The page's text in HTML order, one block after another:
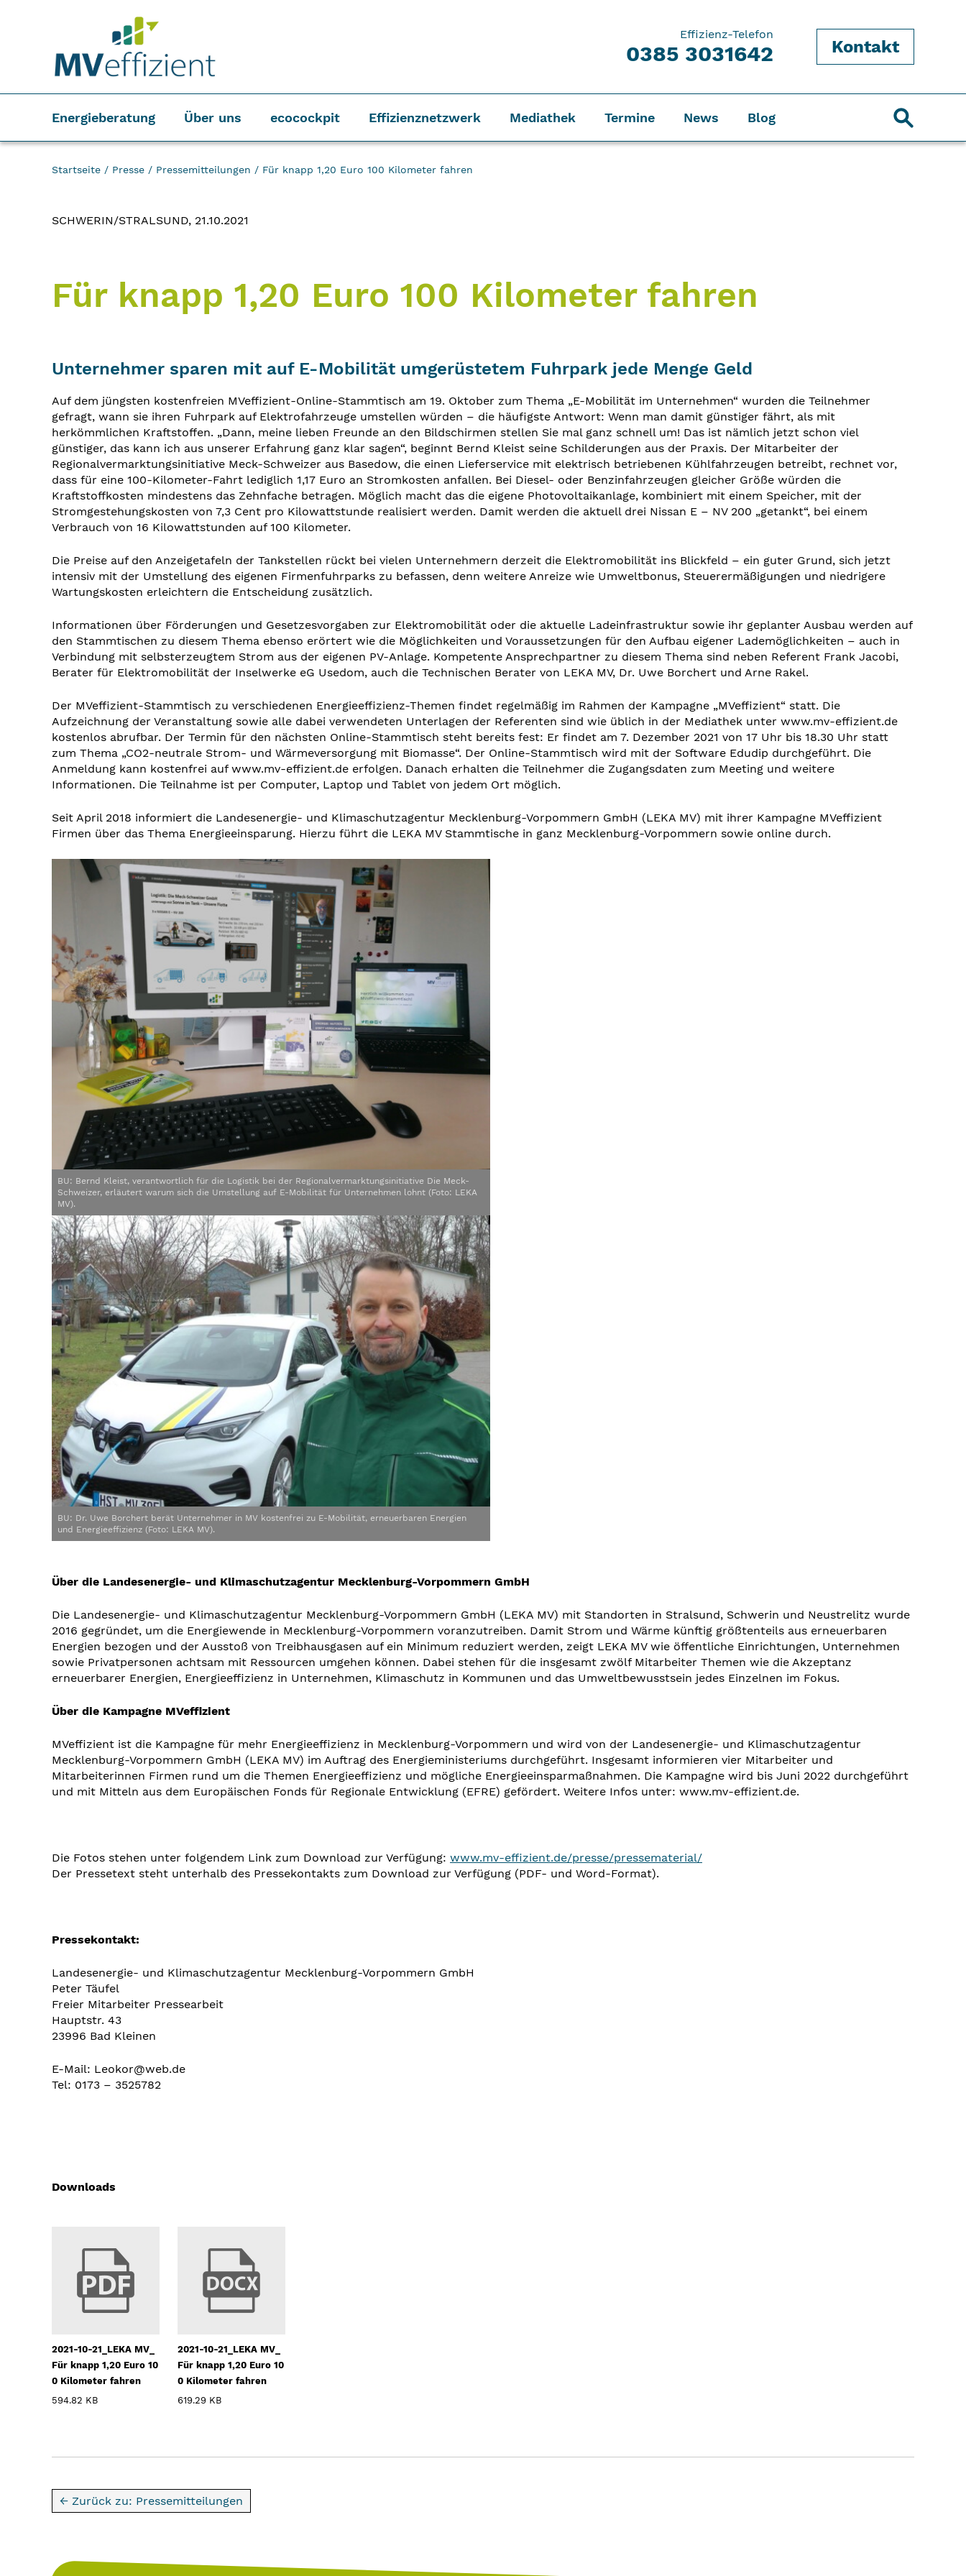
Effizienz-Telefon
0385 3031642 Kontakt
Energieberatung Über uns ecocockpit Effizienznetzwerk Mediathek Termine News Blog
Startseite / Presse / Pressemitteilungen / Für knapp 1,20 Euro 100 Kilometer fahren
SCHWERIN/STRALSUND, 21.10.2021
Für knapp 1,20 Euro 100 Kilometer fahren
Unternehmer sparen mit auf E-Mobilität umgerüstetem Fuhrpark jede Menge Geld
Auf dem jüngsten kostenfreien MVeffizient-Online-Stammtisch am 19. Oktober zum Thema „E-Mobilität im Unternehmen“ wurden die Teilnehmer
gefragt, wann sie ihren Fuhrpark auf Elektrofahrzeuge umstellen würden – die häufigste Antwort: Wenn man damit günstiger fährt, als mit
herkömmlichen Kraftstoffen. „Dann, meine lieben Freunde an den Bildschirmen stellen Sie mal ganz schnell um! Das ist nämlich jetzt schon viel
günstiger, das kann ich aus unserer Erfahrung ganz klar sagen“, beginnt Bernd Kleist seine Schilderungen aus der Praxis. Der Mitarbeiter der
Regionalvermarktungsinitiative Meck-Schweizer aus Basedow, die einen Lieferservice mit elektrisch betriebenen Kühlfahrzeugen betreibt, rechnet vor,
dass für eine 100-Kilometer-Fahrt lediglich 1,17 Euro an Stromkosten anfallen. Bei Diesel- oder Benzinfahrzeugen gleicher Größe würden die
Kraftstoffkosten mindestens das Zehnfache betragen. Möglich macht das die eigene Photovoltaikanlage, kombiniert mit einem Speicher, mit der
Stromgestehungskosten von 7,3 Cent pro Kilowattstunde realisiert werden. Damit werden die aktuell drei Nissan E – NV 200 „getankt“, bei einem
Verbrauch von 16 Kilowattstunden auf 100 Kilometer.
Die Preise auf den Anzeigetafeln der Tankstellen rückt bei vielen Unternehmern derzeit die Elektromobilität ins Blickfeld – ein guter Grund, sich jetzt
intensiv mit der Umstellung des eigenen Firmenfuhrparks zu befassen, denn weitere Anreize wie Umweltbonus, Steuerermäßigungen und niedrigere
Wartungskosten erleichtern die Entscheidung zusätzlich.
Informationen über Förderungen und Gesetzesvorgaben zur Elektromobilität oder die aktuelle Ladeinfrastruktur sowie ihr geplanter Ausbau werden auf
den Stammtischen zu diesem Thema ebenso erörtert wie die Möglichkeiten und Voraussetzungen für den Aufbau eigener Lademöglichkeiten – auch in
Verbindung mit selbsterzeugtem Strom aus der eigenen PV-Anlage. Kompetente Ansprechpartner zu diesem Thema sind neben Referent Frank Jacobi,
Berater für Elektromobilität der Inselwerke eG Usedom, auch die Technischen Berater von LEKA MV, Dr. Uwe Borchert und Arne Rakel.
Der MVeffizient-Stammtisch zu verschiedenen Energieeffizienz-Themen findet regelmäßig im Rahmen der Kampagne „MVeffizient“ statt. Die
Aufzeichnung der Veranstaltung sowie alle dabei verwendeten Unterlagen der Referenten sind wie üblich in der Mediathek unter www.mv-effizient.de
kostenlos abrufbar. Der Termin für den nächsten Online-Stammtisch steht bereits fest: Er findet am 7. Dezember 2021 von 17 Uhr bis 18.30 Uhr statt
zum Thema „CO2-neutrale Strom- und Wärmeversorgung mit Biomasse“. Der Online-Stammtisch wird mit der Software Edudip durchgeführt. Die
Anmeldung kann kostenfrei auf www.mv-effizient.de erfolgen. Danach erhalten die Teilnehmer die Zugangsdaten zum Meeting und weitere
Informationen. Die Teilnahme ist per Computer, Laptop und Tablet von jedem Ort möglich.
Seit April 2018 informiert die Landesenergie- und Klimaschutzagentur Mecklenburg-Vorpommern GmbH (LEKA MV) mit ihrer Kampagne MVeffizient
Firmen über das Thema Energieeinsparung. Hierzu führt die LEKA MV Stammtische in ganz Mecklenburg-Vorpommern sowie online durch.
BU: Bernd Kleist, verantwortlich für die Logistik bei der Regionalvermarktungsinitiative Die Meck-
Schweizer, erläutert warum sich die Umstellung auf E-Mobilität für Unternehmen lohnt (Foto: LEKA
MV).
BU: Dr. Uwe Borchert berät Unternehmer in MV kostenfrei zu E-Mobilität, erneuerbaren Energien
und Energieeffizienz (Foto: LEKA MV).
Über die Landesenergie- und Klimaschutzagentur Mecklenburg-Vorpommern GmbH
Die Landesenergie- und Klimaschutzagentur Mecklenburg-Vorpommern GmbH (LEKA MV) mit Standorten in Stralsund, Schwerin und Neustrelitz wurde
2016 gegründet, um die Energiewende in Mecklenburg-Vorpommern voranzutreiben. Damit Strom und Wärme künftig größtenteils aus erneuerbaren
Energien bezogen und der Ausstoß von Treibhausgasen auf ein Minimum reduziert werden, zeigt LEKA MV wie öffentliche Einrichtungen, Unternehmen
sowie Privatpersonen achtsam mit Ressourcen umgehen können. Dabei stehen für die insgesamt zwölf Mitarbeiter Themen wie die Akzeptanz
erneuerbarer Energien, Energieeffizienz in Unternehmen, Klimaschutz in Kommunen und das Umweltbewusstsein jedes Einzelnen im Fokus.
Über die Kampagne MVeffizient
MVeffizient ist die Kampagne für mehr Energieeffizienz in Mecklenburg-Vorpommern und wird von der Landesenergie- und Klimaschutzagentur
Mecklenburg-Vorpommern GmbH (LEKA MV) im Auftrag des Energieministeriums durchgeführt. Insgesamt informieren vier Mitarbeiter und
Mitarbeiterinnen Firmen rund um die Themen Energieeffizienz und mögliche Energieeinsparmaßnahmen. Die Kampagne wird bis Juni 2022 durchgeführt
und mit Mitteln aus dem Europäischen Fonds für Regionale Entwicklung (EFRE) gefördert. Weitere Infos unter: www.mv-effizient.de.
Die Fotos stehen unter folgendem Link zum Download zur Verfügung: www.mv-effizient.de/presse/pressematerial/
Der Pressetext steht unterhalb des Pressekontakts zum Download zur Verfügung (PDF- und Word-Format).
Pressekontakt:
Landesenergie- und Klimaschutzagentur Mecklenburg-Vorpommern GmbH
Peter Täufel
Freier Mitarbeiter Pressearbeit
Hauptstr. 43
23996 Bad Kleinen
E-Mail: Leokor@web.de
Tel: 0173 – 3525782
Downloads
2021-10-21_LEKA MV_
Für knapp 1,20 Euro 10
0 Kilometer fahren
594.82 KB
2021-10-21_LEKA MV_
Für knapp 1,20 Euro 10
0 Kilometer fahren
619.29 KB
← Zurück zu: Pressemitteilungen